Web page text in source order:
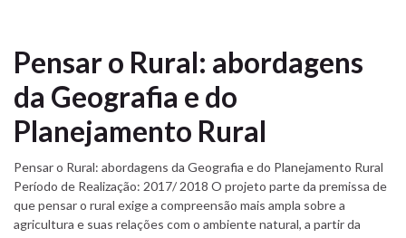
Pensar o Rural: abordagens
da Geografia e do
Planejamento Rural
Pensar o Rural: abordagens da Geografia e do Planejamento Rural
Período de Realização: 2017/ 2018 O projeto parte da premissa de
que pensar o rural exige a compreensão mais ampla sobre a
agricultura e suas relações com o ambiente natural, a partir da